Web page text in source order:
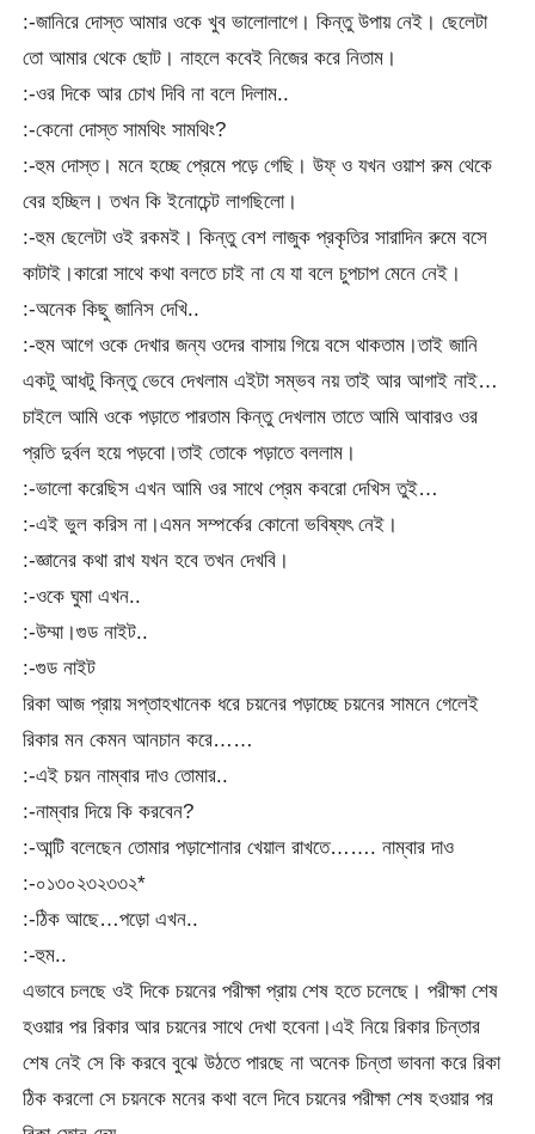
:-জানিরে দোস্ত আমার ওকে খুব ভালোলাগে। কিন্তু উপায় নেই। ছেলেটা
তো আমার থেকে ছোট। নাহলে কবেই নিজের করে নিতাম।
:-ওর দিকে আর চোখ দিবি না বলে দিলাম..
:-কেনো দোস্ত সামথিং সামথিং?
:-হুম দোস্ত। মনে হচ্ছে প্রেমে পড়ে গেছি। উফ্ ও যখন ওয়াশ রুম থেকে
বের হচ্ছিল। তখন কি ইনোচেন্ট লাগছিলো।
:-হুম ছেলেটা ওই রকমই। কিন্তু বেশ লাজুক প্রকৃতির সারাদিন রুমে বসে
কাটাই।কারো সাথে কথা বলতে চাই না যে যা বলে চুপচাপ মেনে নেই।
:-অনেক কিছু জানিস দেখি..
:-হুম আগে ওকে দেখার জন্য ওদের বাসায় গিয়ে বসে থাকতাম।তাই জানি
একটু আধটু কিন্তু ভেবে দেখলাম এইটা সম্ভব নয় তাই আর আগাই নাই…
চাইলে আমি ওকে পড়াতে পারতাম কিন্তু দেখলাম তাতে আমি আবারও ওর
প্রতি দুর্বল হয়ে পড়বো।তাই তোকে পড়াতে বললাম।
:-ভালো করেছিস এখন আমি ওর সাথে প্রেম কবরো দেখিস তুই…
:-এই ভুল করিস না।এমন সম্পর্কের কোনো ভবিষ্যৎ নেই।
:-জ্ঞানের কথা রাখ যখন হবে তখন দেখবি।
:-ওকে ঘুমা এখন..
:-উম্মা।গুড নাইট..
:-গুড নাইট
রিকা আজ প্রায় সপ্তাহখানেক ধরে চয়নের পড়াচ্ছে চয়নের সামনে গেলেই
রিকার মন কেমন আনচান করে……
:-এই চয়ন নাম্বার দাও তোমার..
:-নাম্বার দিয়ে কি করবেন?
:-আন্টি বলেছেন তোমার পড়াশোনার খেয়াল রাখতে……. নাম্বার দাও
:-০১৩০২৩২৩৩২*
:-ঠিক আছে…পড়ো এখন..
:-হুম..
এভাবে চলছে ওই দিকে চয়নের পরীক্ষা প্রায় শেষ হতে চলেছে। পরীক্ষা শেষ
হওয়ার পর রিকার আর চয়নের সাথে দেখা হবেনা।এই নিয়ে রিকার চিন্তার
শেষ নেই সে কি করবে বুঝে উঠতে পারছে না অনেক চিন্তা ভাবনা করে রিকা
ঠিক করলো সে চয়নকে মনের কথা বলে দিবে চয়নের পরীক্ষা শেষ হওয়ার পর